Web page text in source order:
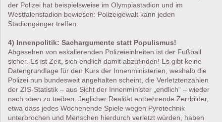
der Polizei hat beispielsweise im Olympiastadion und im
Westfalenstadion bewiesen: Polizeigewalt kann jeden
Stadiongänger treffen.
4) Innenpolitik: Sachargumente statt Populismus!
Abgesehen von eskalierenden Polizeieinheiten ist der Fußball
sicher. Es ist Zeit, sich endlich damit abzufinden! Es gibt keine
Datengrundlage für den Kurs der Innenministerien, weshalb die
Polizei nun bundesweit angehalten scheint, die Verletztenzahlen
der ZIS-Statistik – aus Sicht der Innenminister „endlich“ – wieder
nach oben zu treiben. Jeglicher Realität entbehrende Zerrbilder,
etwa dass jedes Wochenende Spiele wegen Pyrotechnik
unterbrochen und Menschen hierdurch verletzt würden, haben